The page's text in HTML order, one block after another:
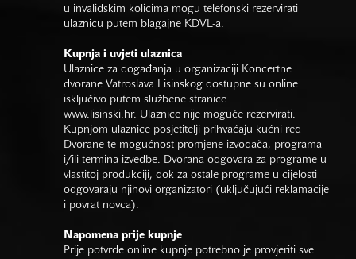
u invalidskim kolicima mogu telefonski rezervirati
ulaznicu putem blagajne KDVL-a.
Kupnja i uvjeti ulaznica
Ulaznice za događanja u organizaciji Koncertne
dvorane Vatroslava Lisinskog dostupne su online
isključivo putem službene stranice
www.lisinski.hr. Ulaznice nije moguće rezervirati.
Kupnjom ulaznice posjetitelji prihvaćaju kućni red
Dvorane te mogućnost promjene izvođača, programa
i/ili termina izvedbe. Dvorana odgovara za programe u
vlastitoj produkciji, dok za ostale programe u cijelosti
odgovaraju njihovi organizatori (uključujući reklamacije
i povrat novca).
Napomena prije kupnje
Prije potvrde online kupnje potrebno je provjeriti sve